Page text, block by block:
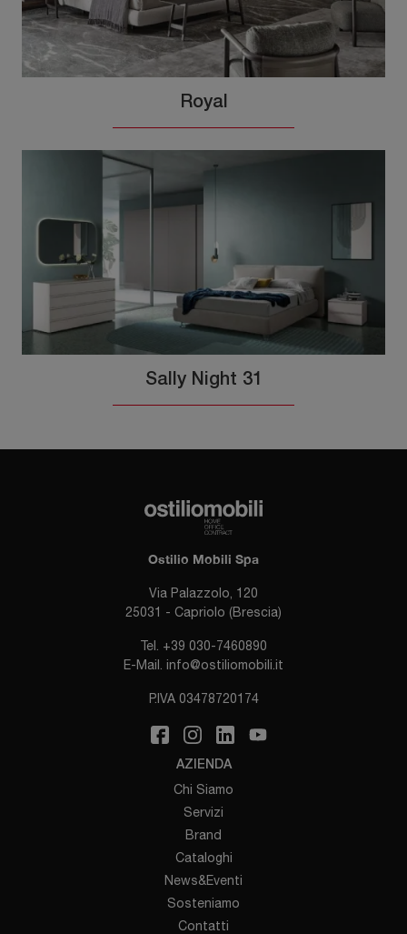
Royal
Sally Night 31
Ostilio Mobili Spa
Via Palazzolo, 120
25031 - Capriolo (Brescia)
Tel. +39 030-7460890
E-Mail. info@ostiliomobili.it
P.IVA 03478720174
AZIENDA
Chi Siamo
Servizi
Brand
Cataloghi
News&Eventi
Sosteniamo
Contatti